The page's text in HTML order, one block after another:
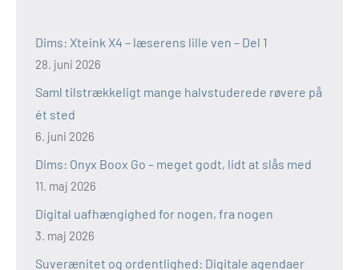
Dims: Xteink X4 – læserens lille ven – Del 1
28. juni 2026
Saml tilstrækkeligt mange halvstuderede røvere på
ét sted
6. juni 2026
Dims: Onyx Boox Go – meget godt, lidt at slås med
11. maj 2026
Digital uafhængighed for nogen, fra nogen
3. maj 2026
Suverænitet og ordentlighed: Digitale agendaer